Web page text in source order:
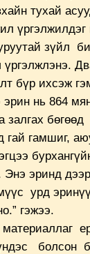
тухай
зүйл
бүр ихсэж
эрин нь 864
залгах
гамшиг,
Энэ эринд
урд
гэжээ.
болсон